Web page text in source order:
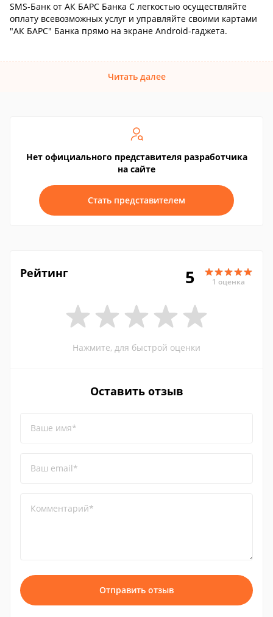
SMS-Банк от АК БАРС Банка С легкостью осуществляйте
оплату всевозможных услуг и управляйте своими картами
"АК БАРС" Банка прямо на экране Android-гаджета.
Читать далее
Нет официального представителя разработчика
на сайте
Стать представителем
Рейтинг 5 1 оценка
Нажмите, для быстрой оценки
Оставить отзыв
Ваше имя*
Ваш email*
Комментарий*
Отправить отзыв